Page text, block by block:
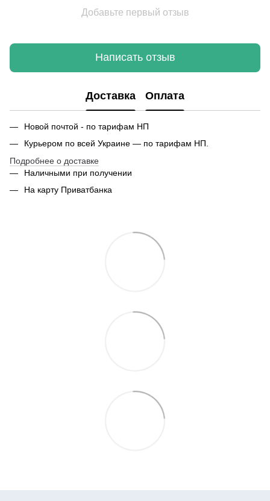
Добавьте первый отзыв
Написать отзыв
Доставка Оплата
Новой почтой - по тарифам НП
Курьером по всей Украине — по тарифам НП.
Подробнее о доставке
Наличными при получении
На карту Приватбанка